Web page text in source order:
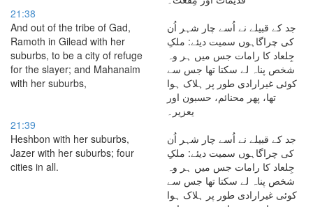
21:38
And out of the tribe of Gad,
Ramoth in Gilead with her
suburbs, to be a city of refuge
for the slayer; and Mahanaim
with her suburbs,
جد کے قبیلے نے اُسے چار شہر اُن
کی چراگاہوں سمیت دیئے: ملکِ
جِلعاد کا رامات جس میں ہر وہ
شخص پناہ لے سکتا تھا جس سے
کوئی غیرارادی طور پر ہلاک ہوا
تھا، پھر محنائم، حسبون اور
یعزیر۔
21:39
Heshbon with her suburbs,
Jazer with her suburbs; four
cities in all.
جد کے قبیلے نے اُسے چار شہر اُن
کی چراگاہوں سمیت دیئے: ملکِ
جِلعاد کا رامات جس میں ہر وہ
شخص پناہ لے سکتا تھا جس سے
کوئی غیرارادی طور پر ہلاک ہوا